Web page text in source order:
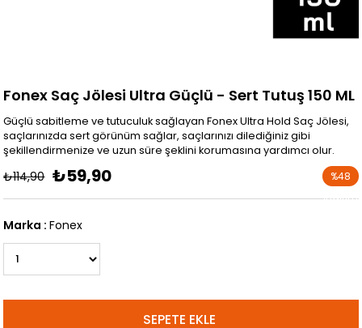
Fonex Saç Jölesi Ultra Güçlü - Sert Tutuş 150 ML
Güçlü sabitleme ve tutuculuk sağlayan Fonex Ultra Hold Saç Jölesi,
saçlarınızda sert görünüm sağlar, saçlarınızı dilediğiniz gibi
şekillendirmenize ve uzun süre şeklini korumasına yardımcı olur.
₺114,90 ₺59,90 %48
İndirim
Marka : Fonex